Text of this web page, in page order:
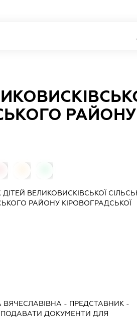
РАЙОНУ
ВЕЛИКОВИСКІВСЬКОЇ
РАЙОНУ КІРОВОГРАДСЬКОЇ
ВЯЧЕСЛАВІВНА - ПРЕДСТАВНИК -
ПОДАВАТИ ДОКУМЕНТИ ДЛЯ